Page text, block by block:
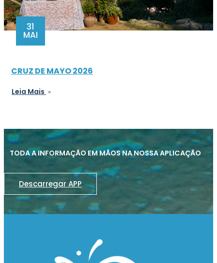
31
MAI
CRUZ DE MAYO 2026
Leia Mais
TODA A INFORMAÇÃO EM MÃOS NA NOSSA APLICAÇÃO
Descarregar APP